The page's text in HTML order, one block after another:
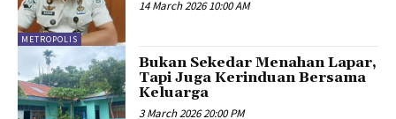
METROPOLIS
14 March 2026 10:00 AM
Bukan Sekedar Menahan Lapar,
Tapi Juga Kerinduan Bersama
Keluarga
3 March 2026 20:00 PM